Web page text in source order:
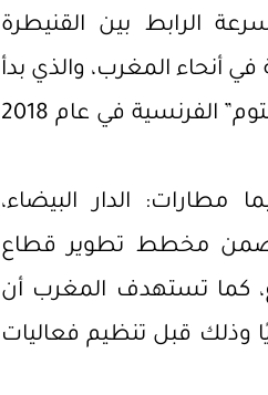
الرابط بين القنيطرة
المغرب، والذي بدأ
بخط “البُراق” طنجة والدار البيضاء بمساهمة شركة “ألستوم” الفرنسية في عام 2018
الدار البيضاء،
ضمن مخطط تطوير قطاع
كما تستهدف المغرب أن
مليون مسافر سنويًا وذلك قبل تنظيم فعاليات